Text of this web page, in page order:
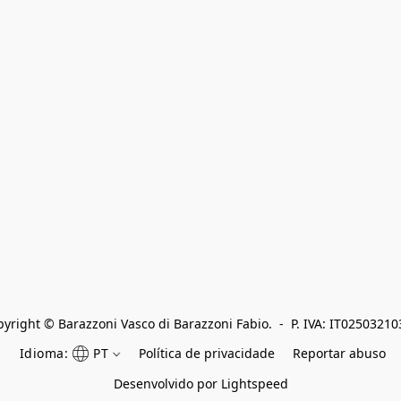
© Barazzoni Vasco di Barazzoni Fabio.  -  P. IVA:
Idioma:
PT Política de privacidade
Reportar abuso
Desenvolvido por Lightspeed